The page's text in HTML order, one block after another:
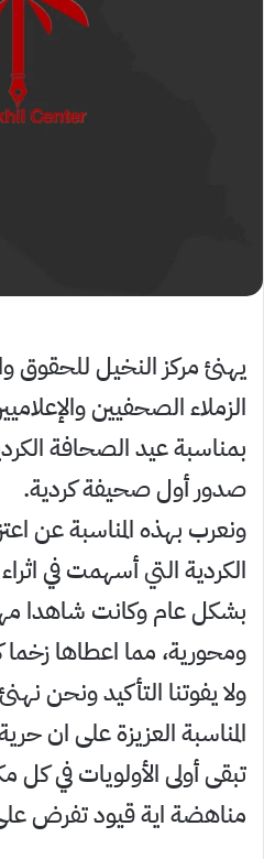
يهنئ مركز النخيل للحقوق
الزملاء الصحفيين
صدور أول صحيفة كردية.
ونعرب بهذه المناسبة عن
الكردية التي أسهمت في
بشكل عام وكانت شاهدا
ومحورية، مما اعطاها زخما
ولا يفوتنا التأكيد ونحن
المناسبة العزيزة على ان
تبقى أولى الأولويات في
مناهضة اية قيود تفرض